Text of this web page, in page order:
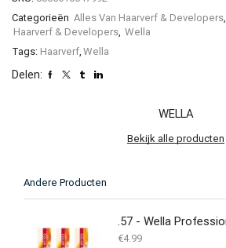
Categorieën Alles Van Haarverf & Developers,
Haarverf & Developers, Wella
Tags: Haarverf, Wella
Delen:
WELLA
Bekijk alle producten
Andere Producten
€4.99